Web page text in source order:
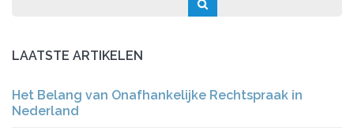
LAATSTE ARTIKELEN
Het Belang van Onafhankelijke Rechtspraak in
Nederland